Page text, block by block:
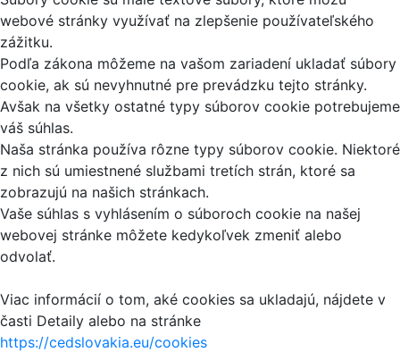
webové stránky využívať na zlepšenie používateľského
zážitku.
Podľa zákona môžeme na vašom zariadení ukladať súbory
cookie, ak sú nevyhnutné pre prevádzku tejto stránky.
Avšak na všetky ostatné typy súborov cookie potrebujeme
váš súhlas.
Naša stránka používa rôzne typy súborov cookie. Niektoré
z nich sú umiestnené službami tretích strán, ktoré sa
zobrazujú na našich stránkach.
Vaše súhlas s vyhlásením o súboroch cookie na našej
webovej stránke môžete kedykoľvek zmeniť alebo
odvolať.
Viac informácií o tom, aké cookies sa ukladajú, nájdete v
časti Detaily alebo na stránke
https://cedslovakia.eu/cookies